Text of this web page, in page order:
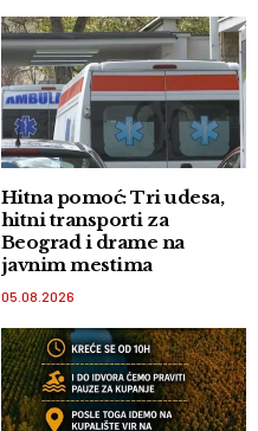
Hitna pomoć: Tri udesa,
hitni transporti za
Beograd i drame na
javnim mestima
05.08.2026